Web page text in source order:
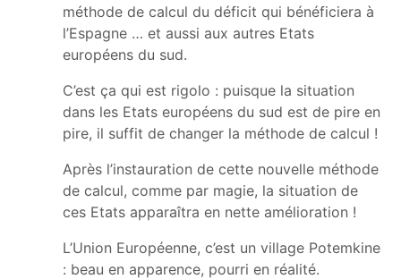
méthode de calcul du déficit qui bénéficiera à
l’Espagne … et aussi aux autres Etats
européens du sud.
C’est ça qui est rigolo : puisque la situation
dans les Etats européens du sud est de pire en
pire, il suffit de changer la méthode de calcul !
Après l’instauration de cette nouvelle méthode
de calcul, comme par magie, la situation de
ces Etats apparaîtra en nette amélioration !
L’Union Européenne, c’est un village Potemkine
: beau en apparence, pourri en réalité.